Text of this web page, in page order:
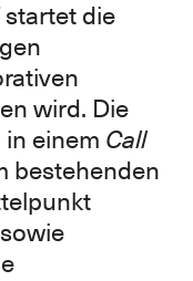
startet die
wird. Die
einem Call
bestehenden